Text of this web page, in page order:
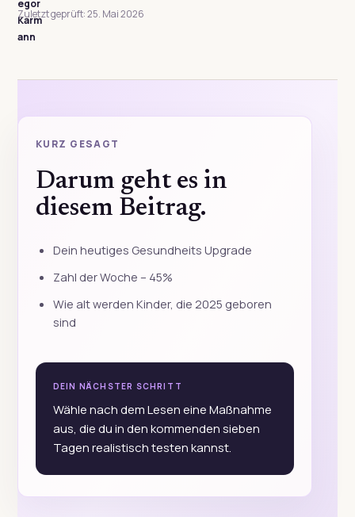
Zuletzt geprüft: 25. Mai 2026
KURZ GESAGT
Darum geht es in
diesem Beitrag.
Dein heutiges Gesundheits Upgrade
Zahl der Woche – 45%
Wie alt werden Kinder, die 2025 geboren
sind
DEIN NÄCHSTER SCHRITT
Wähle nach dem Lesen eine Maßnahme
aus, die du in den kommenden sieben
Tagen realistisch testen kannst.